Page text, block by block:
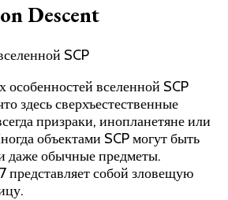
Descent
вселенной SCP
здесь сверхъестественные
призраки, инопланетяне или
объектами SCP могут быть
даже обычные предметы.
собой зловещую